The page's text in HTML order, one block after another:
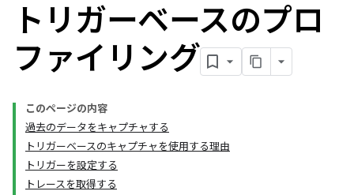
トリガーベースのプロ
ファイリング
このページの内容
過去のデータをキャプチャする
トリガーベースのキャプチャを使用する理由
トリガーを設定する
トレースを取得する